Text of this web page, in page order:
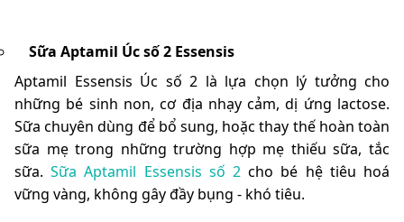
Sữa Aptamil Úc số 2 Essensis
Aptamil Essensis Úc số 2 là lựa chọn lý tưởng cho
những bé sinh non, cơ địa nhạy cảm, dị ứng lactose.
Sữa chuyên dùng để bổ sung, hoặc thay thế hoàn toàn
sữa mẹ trong những trường hợp mẹ thiếu sữa, tắc
sữa.Sữa Aptamil Essensis số 2 cho bé hệ tiêu hoá
vững vàng, không gây đầy bụng - khó tiêu.